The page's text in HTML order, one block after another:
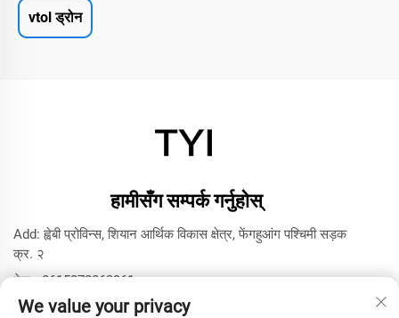
vtol ड्रोन
हामीसँग सम्पर्क गर्नुहोस्
Add: ह्वेबी प्रोविन्स, शियान आर्थिक विकास क्षेत्र, फेंगहुआंग पश्चिमी सड़क
क्र. २
टेल:+8615272063961
इमेल:[email protected]
We value your privacy